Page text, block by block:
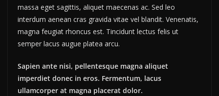
massa eget sagittis, aliquet maecenas ac. Sed leo
interdum aenean cras gravida vitae vel blandit. Venenatis,
magna feugiat rhoncus est. Tincidunt lectus felis ut
semper lacus augue platea arcu.
Sapien ante nisi, pellentesque magna aliquet
imperdiet donec in eros. Fermentum, lacus
ullamcorper at magna placerat dolor.